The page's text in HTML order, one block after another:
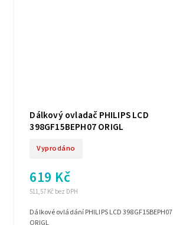
Dálkový ovladač PHILIPS LCD
398GF15BEPH07 ORIGL
Vyprodáno
511,57 Kč bez DPH
619 Kč
Dálkové ovládání PHILIPS LCD 398GF15BEPH07
ORIGL